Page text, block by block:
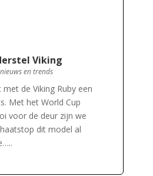
Viking
en trends
de Viking Ruby een
Met het World Cup
voor de deur zijn we
dit model al